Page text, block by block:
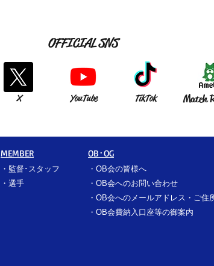
OFFICIAL SNS
X YouTube TikTok Match
MEMBER
・ 監督･スタッフ
​・ 選手
OB･OG
​・ OB会の皆様へ
​・ OB会へのお問い合わせ
・ OB会へのメールアドレス・ご住
​・ OB会費納入口座等の御案内